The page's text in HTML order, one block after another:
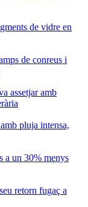
de vidre en
de conreus i
assetjar amb
pluja intensa,
a un 30% menys
retorn fugaç a